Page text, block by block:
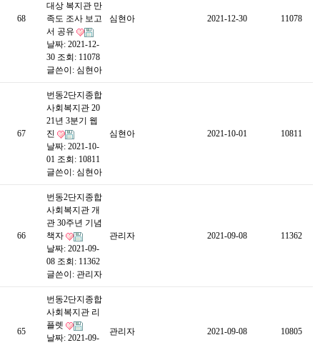
68
대상 복지관 만
족도 조사 보고
서 공유
날짜: 2021-12-
30 조회: 11078
글쓴이: 심현아
심현아 2021-12-30 11078
67
번동2단지종합
사회복지관 20
21년 3분기 웹
진
날짜: 2021-10-
01 조회: 10811
글쓴이: 심현아
심현아 2021-10-01 10811
66
번동2단지종합
사회복지관 개
관 30주년 기념
책자
날짜: 2021-09-
08 조회: 11362
글쓴이: 관리자
관리자 2021-09-08 11362
65
번동2단지종합
사회복지관 리
플렛
날짜: 2021-09-
관리자 2021-09-08 10805